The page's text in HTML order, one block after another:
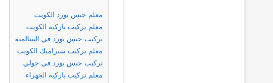
معلم جبس بورد الكويت
معلم تركيب باركيه الكويت
تركيب جبس بورد في السالمية
معلم تركيب سيراميك الكويت
تركيب جبس بورد في حولي
معلم تركيب باركيه الجهراء